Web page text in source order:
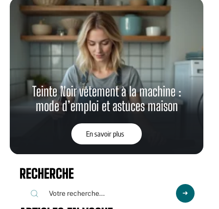
Teinte Noir vêtement à la machine :
mode d’emploi et astuces maison
En savoir plus
RECHERCHE